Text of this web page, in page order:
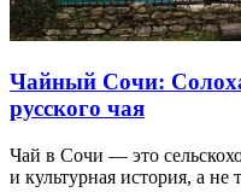
Чайный Сочи:
русского чая
Чай в Сочи — это
и культурная история, а не